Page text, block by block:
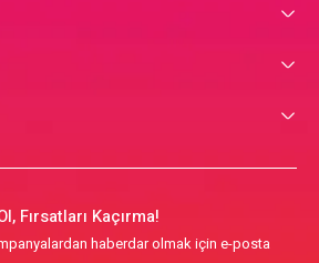
Fırsatları Kaçırma!
haberdar olmak için e-posta